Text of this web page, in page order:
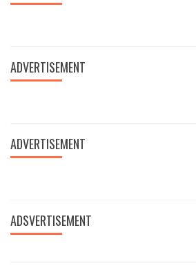
ADVERTISEMENT
ADVERTISEMENT
ADSVERTISEMENT